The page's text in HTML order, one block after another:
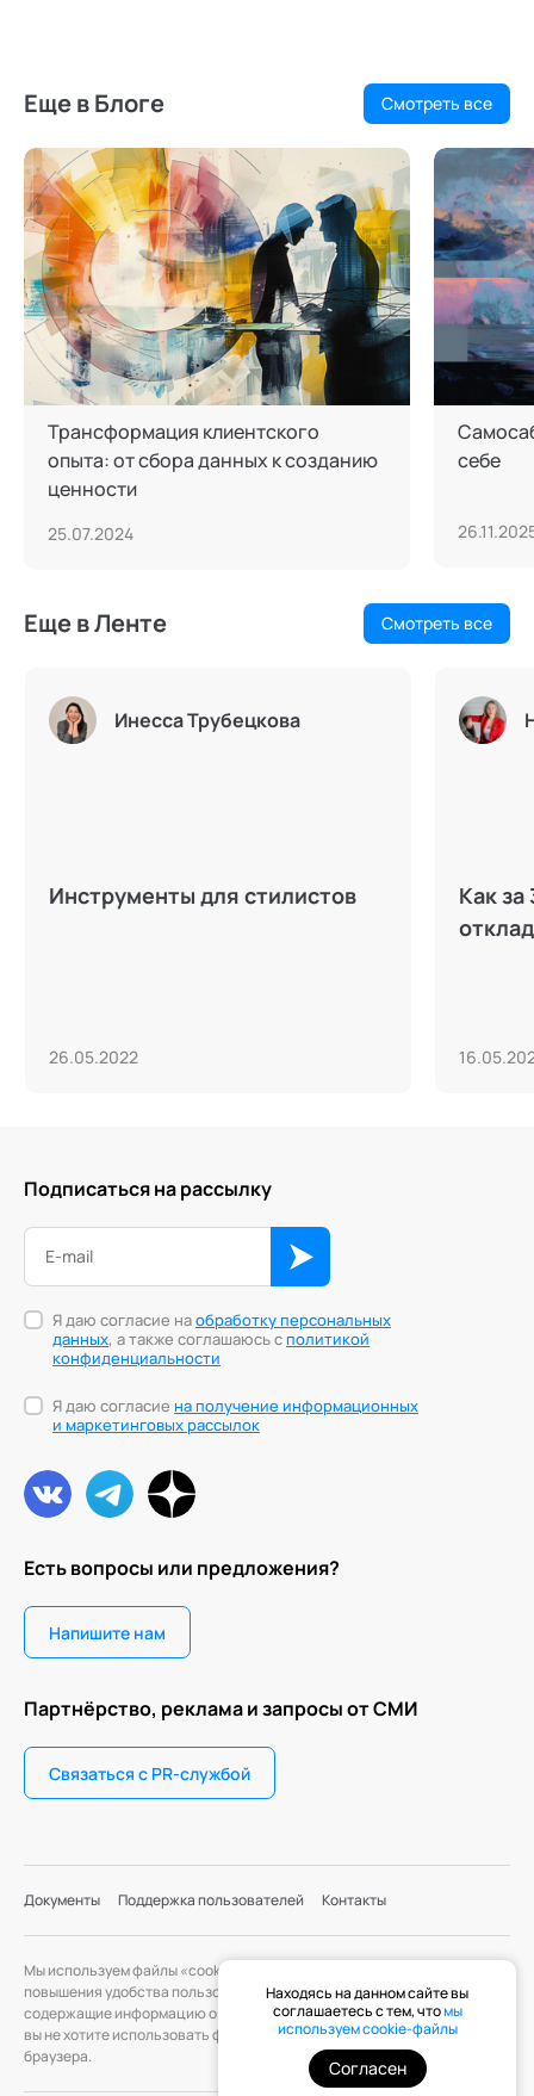
Еще в Блоге Смотреть все
Трансформация клиентского
опыта: от сбора данных к созданию
ценности
25.07.2024
себе
Еще в Ленте Смотреть все
Инесса Трубецкова
Инструменты для стилистов
26.05.2022
Как за
Есть вопросы или предложения?
Напишите нам
Партнёрство, реклама и запросы от СМИ
Связаться с PR-службой
Подписаться на рассылку
Я даю согласие наобработку персональных
данных, а также соглашаюсь сполитикой
конфиденциальности
Я даю согласие на получение информационных
и маркетинговых рассылок
Документы Поддержка пользователей Контакты
Мы используем файлы «cookie» с целью персонализации сервисов и
повышения удобства пользования веб-сайтом. «Cookie» — файлы,
содержащие информацию о предыдущих посещениях веб-сайта. Если
вы не хотите использовать файлы «cookie», измените настройки
браузера.
Находясь на данном сайте вы
соглашаетесь с тем, чтомы
используем cookie-файлы
Согласен